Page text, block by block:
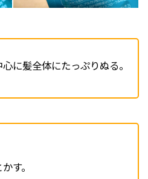
に髪全体にたっぷりぬる。
す。